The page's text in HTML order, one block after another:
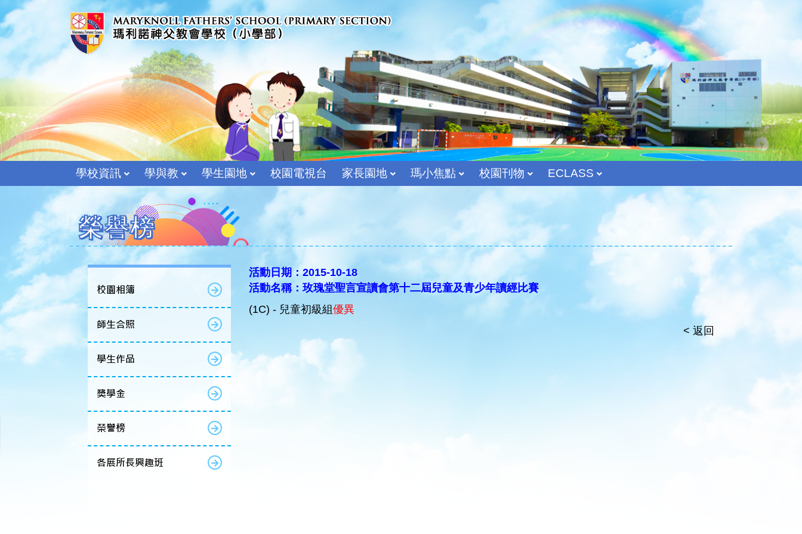
學校資訊 學與教 學生園地 校園電視台 家長園地 瑪小焦點 校園刊物 ECLASS
榮譽榜
校園相簿
師生合照
學生作品
獎學金
榮譽榜
各展所長興趣班
活動日期：2015-10-18
活動名稱：玫瑰堂聖言宣讀會第十二屆兒童及青少年讀經比賽
(1C) - 兒童初級組優異
< 返回